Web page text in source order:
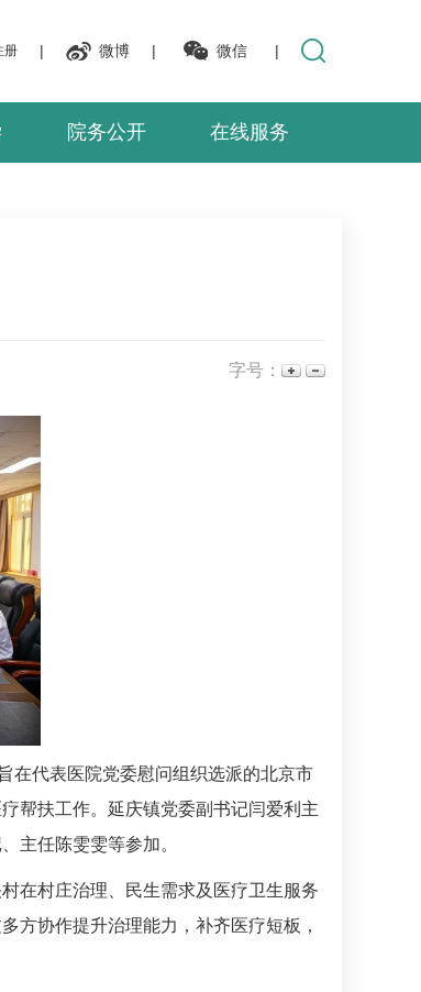
册 | 微博 | 微信 |
院务公开 在线服务
字号：
在代表医院党委慰问组织选派的北京市
帮扶工作。延庆镇党委副书记闫爱利主
主任陈雯雯等参加。
在村庄治理、民生需求及医疗卫生服务
方协作提升治理能力，补齐医疗短板，